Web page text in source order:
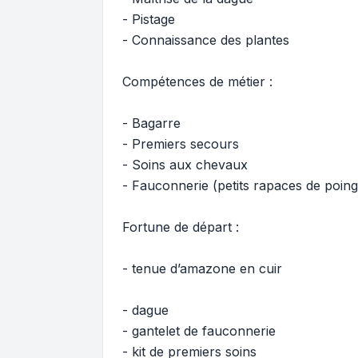
- Pistage
- Connaissance des plantes
Compétences de métier :
- Bagarre
- Premiers secours
- Soins aux chevaux
- Fauconnerie (petits rapaces de
Fortune de départ :
- tenue d’amazone en cuir
- dague
- gantelet de fauconnerie
- kit de premiers soins